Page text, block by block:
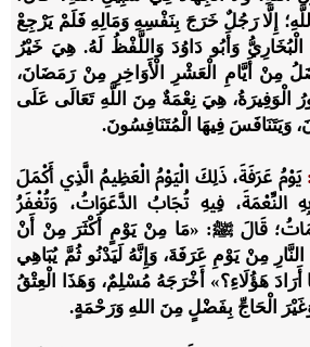
إِلَّا رَجُلٌ خَرَجَ بِنَفْسِهِ وَمَالِهِ فَلَمْ يَرْجِعْ
الْبُخَارِيُّ وَأَبُو دَاوُدَ وَاللَّفْظُ لَهُ. هِيَ خَيْرُ
أَفْضَلُ مِنْ أَيَّامِ الْعَشْرِ الْأَوَاخِرِ مِنْ رَمَضَانَ،
الْوَفِيرَةُ، هِيَ نِعْمَةٌ مِنَ اللَّهِ تَعَالَى عَلَى
وَيَتَنَافَسَ فِيهَا الْمُتَنَافِسُونَ.
يَوْمُ عَرَفَةَ، ذَلِكَ الْيَوْمُ الْعَظِيمُ الَّذِي أَكْمَلَ
النِّعْمَةَ، فِيهِ تُجَابُ الدَّعَوَاتُ، وَتُغْفَرُ
قَالَ ﷺ: «مَا مِنْ يَوْمٍ أَكْثَرَ مِنْ أَنْ
مِنْ يَوْمِ عَرَفَةَ، وَإِنَّهُ لَيَدْنُو ثُمَّ يُبَاهِي
هَؤُلَاءِ؟» أَخْرَجَهُ مُسْلِمٌ، وَهَذَا الْعِتْقُ
الْحَاجِّ بِفَضْلٍ مِنَ اللهِ وَرَحْمَةٍ.